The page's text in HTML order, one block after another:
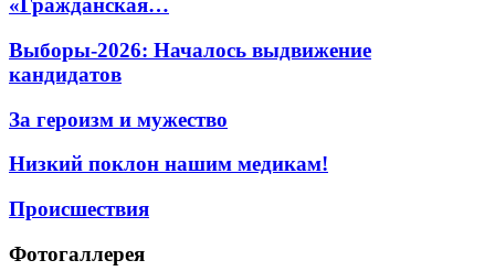
«Гражданская…
Выборы-2026: Началось выдвижение
кандидатов
За героизм и мужество
Низкий поклон нашим медикам!
Происшествия
Фотогаллерея